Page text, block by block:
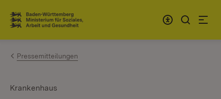
Zum Inhalt springen
Link zur Startseite
Pressemitteilungen
Krankenhaus